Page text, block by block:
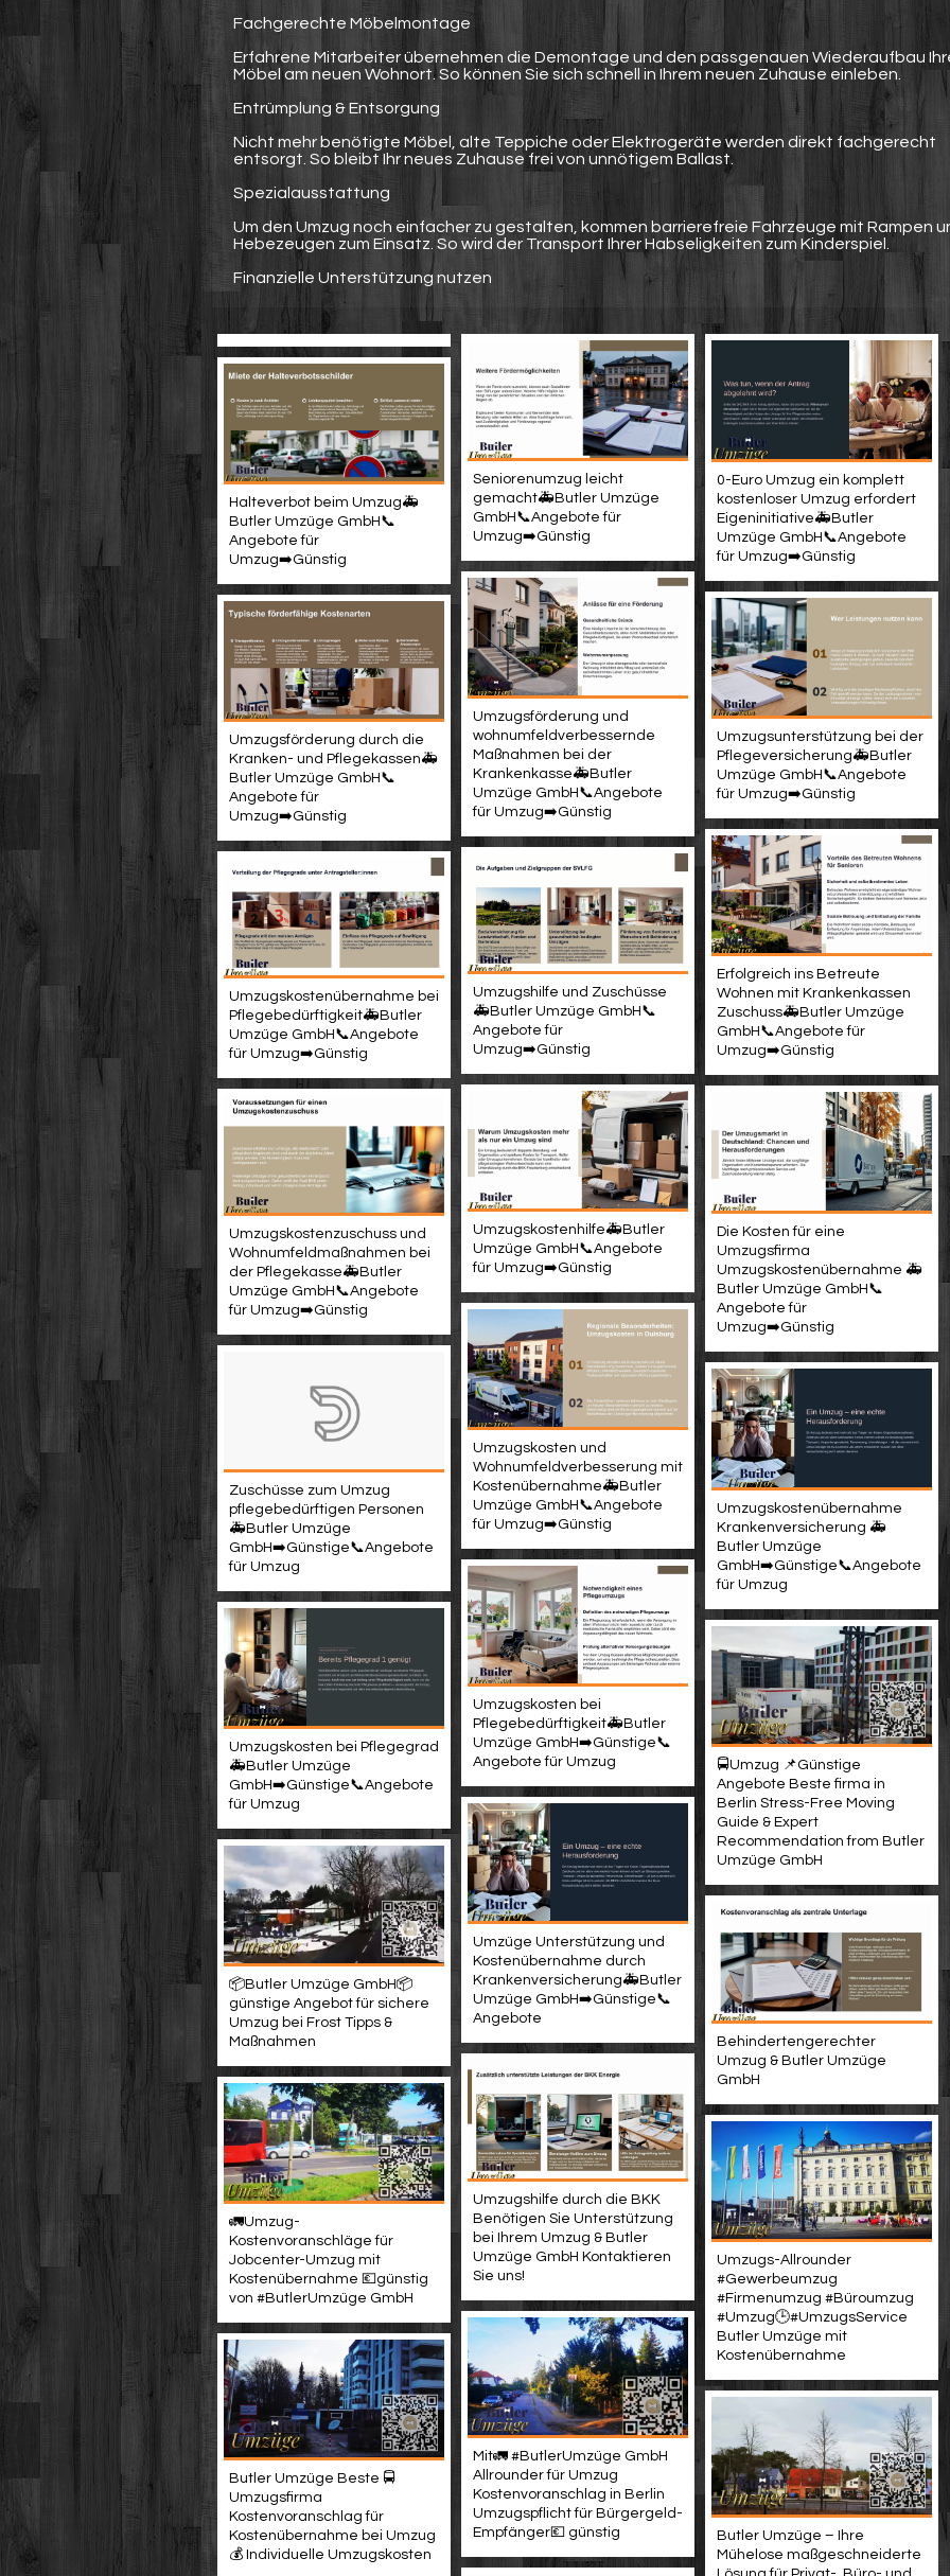
Fachgerechte Möbelmontage
Erfahrene Mitarbeiter übernehmen die Demontage und den passgenauen Wiederaufbau
Möbel am neuen Wohnort. So können Sie sich schnell in Ihrem neuen Zuhause einleben.
Entrümplung & Entsorgung
Nicht mehr benötigte Möbel, alte Teppiche oder Elektrogeräte werden direkt fachgerecht
entsorgt. So bleibt Ihr neues Zuhause frei von unnötigem Ballast.
Spezialausstattung
Um den Umzug noch einfacher zu gestalten, kommen barrierefreie Fahrzeuge mit Rampen
Hebezeugen zum Einsatz. So wird der Transport Ihrer Habseligkeiten zum Kinderspiel.
Finanzielle Unterstützung nutzen
Seniorenumzug leicht
gemacht🚑Butler Umzüge
GmbH📞Angebote für
Umzug➡️Günstig
0-Euro Umzug ein komplett
kostenloser Umzug erfordert
Eigeninitiative🚑Butler
Umzüge GmbH📞Angebote
für Umzug➡️Günstig
Halteverbot beim Umzug🚑
Butler Umzüge GmbH📞
Angebote für
Umzug➡️Günstig
Umzugsförderung und
wohnumfeldverbessernde
Maßnahmen bei der
Krankenkasse🚑Butler
Umzüge GmbH📞Angebote
für Umzug➡️Günstig
Umzugsunterstützung bei der
Pflegeversicherung🚑Butler
Umzüge GmbH📞Angebote
für Umzug➡️Günstig
Umzugsförderung durch die
Kranken- und Pflegekassen🚑
Butler Umzüge GmbH📞
Angebote für
Umzug➡️Günstig
Erfolgreich ins Betreute
Wohnen mit Krankenkassen
Zuschuss🚑Butler Umzüge
GmbH📞Angebote für
Umzug➡️Günstig
Umzugshilfe und Zuschüsse
🚑Butler Umzüge GmbH📞
Angebote für
Umzug➡️Günstig
Umzugskostenübernahme bei
Pflegebedürftigkeit🚑Butler
Umzüge GmbH📞Angebote
für Umzug➡️Günstig
Umzugskostenhilfe🚑Butler
Umzüge GmbH📞Angebote
für Umzug➡️Günstig
Die Kosten für eine
Umzugsfirma
Umzugskostenübernahme 🚑
Butler Umzüge GmbH📞
Angebote für
Umzug➡️Günstig
Umzugskostenzuschuss und
Wohnumfeldmaßnahmen bei
der Pflegekasse🚑Butler
Umzüge GmbH📞Angebote
für Umzug➡️Günstig
Umzugskosten und
Wohnumfeldverbesserung mit
Kostenübernahme🚑Butler
Umzüge GmbH📞Angebote
für Umzug➡️Günstig
Zuschüsse zum Umzug
pflegebedürftigen Personen
🚑Butler Umzüge
GmbH➡️Günstige📞Angebote
für Umzug
Umzugskostenübernahme
Krankenversicherung 🚑
Butler Umzüge
GmbH➡️Günstige📞Angebote
für Umzug
Umzugskosten bei
Pflegebedürftigkeit🚑Butler
Umzüge GmbH➡️Günstige📞
Angebote für Umzug
Umzugskosten bei Pflegegrad
🚑Butler Umzüge
GmbH➡️Günstige📞Angebote
für Umzug
🚍Umzug 📌Günstige
Angebote Beste firma in
Berlin Stress-Free Moving
Guide & Expert
Recommendation from Butler
Umzüge GmbH
Umzüge Unterstützung und
Kostenübernahme durch
Krankenversicherung🚑Butler
Umzüge GmbH➡️Günstige📞
Angebote
📦Butler Umzüge GmbH📦
günstige Angebot für sichere
Umzug bei Frost Tipps &
Maßnahmen
Behindertengerechter
Umzug & Butler Umzüge
GmbH
Umzugshilfe durch die BKK
Benötigen Sie Unterstützung
bei Ihrem Umzug & Butler
Umzüge GmbH Kontaktieren
Sie uns!
🚛Umzug-
Kostenvoranschläge für
Jobcenter-Umzug mit
Kostenübernahme 💶günstig
von #ButlerUmzüge GmbH
Umzugs-Allrounder
#Gewerbeumzug
#Firmenumzug #Büroumzug
#Umzug🕒#UmzugsService
Butler Umzüge mit
Kostenübernahme
Mit🚛 #ButlerUmzüge GmbH
Allrounder für Umzug
Kostenvoranschlag in Berlin
Umzugspflicht für Bürgergeld-
Empfänger💶 günstig
Butler Umzüge Beste 🚍
Umzugsfirma
Kostenvoranschlag für
Kostenübernahme bei Umzug
💰 Individuelle Umzugskosten
Butler Umzüge – Ihre
Mühelose maßgeschneiderte